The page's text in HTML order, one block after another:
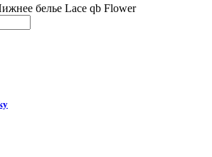
белье Lace qb Flower